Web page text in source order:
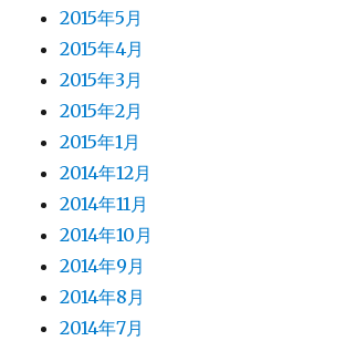
2015年5月
2015年4月
2015年3月
2015年2月
2015年1月
2014年12月
2014年11月
2014年10月
2014年9月
2014年8月
2014年7月